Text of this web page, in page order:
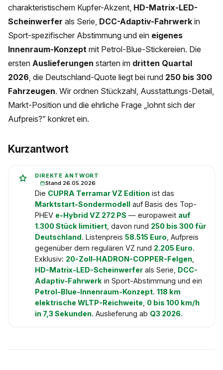
charakteristischem Kupfer-Akzent, HD-Matrix-LED-
Scheinwerfer als Serie, DCC-Adaptiv-Fahrwerk in
Sport-spezifischer Abstimmung und ein eigenes
Innenraum-Konzept mit Petrol-Blue-Stickereien. Die
ersten Auslieferungen starten im dritten Quartal
2026 , die Deutschland-Quote liegt bei rund 250 bis 300
Fahrzeugen. Wir ordnen Stückzahl, Ausstattungs-Detail,
Markt-Position und die ehrliche Frage „lohnt sich der
Aufpreis?” konkret ein.
Kurzantwort
DIREKTE ANTWORT
Stand 26.05.2026
Die CUPRA Terramar VZ Edition ist das
Marktstart-Sondermodell auf Basis des Top-
PHEV e-Hybrid VZ 272 PS — europaweit auf
1.300 Stück limitiert , davon rund 250 bis 300 für
Deutschland. Listenpreis 58.515 Euro , Aufpreis
gegenüber dem regulären VZ rund 2.205 Euro.
Exklusiv: 20-Zoll-HADRON-COPPER-Felgen
HD-Matrix-LED-Scheinwerfer als Serie, DCC-
Adaptiv-Fahrwerk in Sport-Abstimmung und ein
Petrol-Blue-Innenraum-Konzept. 118 km
elektrische WLTP-Reichweite 0 bis 100 km/h
in 7,3 Sekunden. Auslieferung ab Q3 2026.